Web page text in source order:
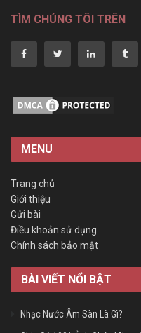
TÌM CHÚNG TÔI TRÊN
MENU
Trang chủ
Giới thiệu
Gửi bài
Điều khoản sử dụng
Chính sách bảo mật
BÀI VIẾT NỔI BẬT
Nhạc Nước Âm Sàn Là Gì?